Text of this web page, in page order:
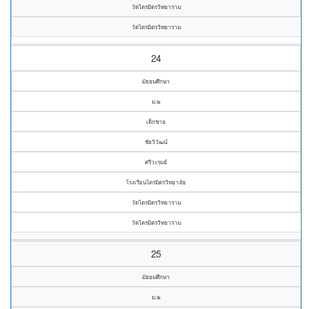
วัดไตรมิตรวิทยาราม
วัดไตรมิตรวิทยาราม
24
มัธยมศึกษา
ม.๒
เด็กชาย
ชัยวิวัฒน์
ศรีวะรมย์
โรงเรียนไตรมิตรวิทยาลัย
วัดไตรมิตรวิทยาราม
วัดไตรมิตรวิทยาราม
25
มัธยมศึกษา
ม.๒